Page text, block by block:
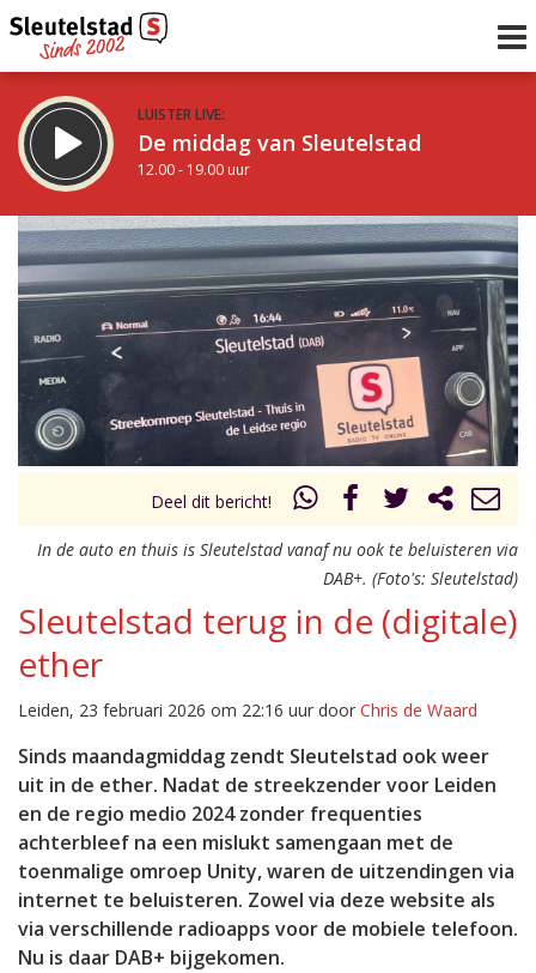
LUISTER LIVE:
De middag van Sleutelstad
12.00 - 19.00 uur
STRAKS:
De avond van Sleutelstad
19.00 - 22.00 uur
Vorig uur
uur 1 van 0 Volgend uur
Deel dit bericht!
In de auto en thuis is Sleutelstad vanaf nu ook te beluisteren via
DAB+. (Foto's: Sleutelstad)
Sleutelstad terug in de (digitale)
ether
Leiden, 23 februari 2026 om 22:16 uur door Chris de Waard
Sinds maandagmiddag zendt Sleutelstad ook weer
uit in de ether. Nadat de streekzender voor Leiden
en de regio medio 2024 zonder frequenties
achterbleef na een mislukt samengaan met de
toenmalige omroep Unity, waren de uitzendingen via
internet te beluisteren. Zowel via deze website als
via verschillende radioapps voor de mobiele telefoon.
Nu is daar DAB+ bijgekomen.